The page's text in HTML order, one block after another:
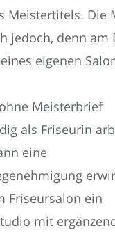
Meistertitels. Die
jedoch, denn am
eigenen
Meisterbrief
als Friseurin
eine
Friseursalon ein
mit